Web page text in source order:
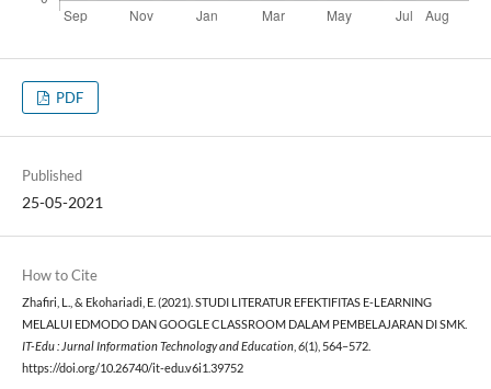
PDF
Published
25-05-2021
How to Cite
Zhafiri, L., & Ekohariadi, E. (2021). STUDI LITERATUR EFEKTIFITAS E-LEARNING
MELALUI EDMODO DAN GOOGLE CLASSROOM DALAM PEMBELAJARAN DI SMK.
IT-Edu : Jurnal Information Technology and Education, 6(1), 564–572.
https://doi.org/10.26740/it-edu.v6i1.39752